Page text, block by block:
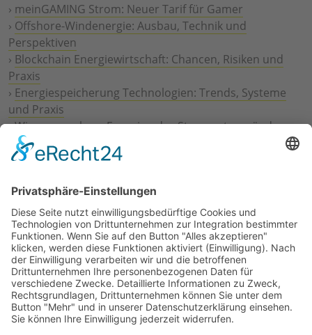
› meinGAMING Strom: Neuer Tarif für Gamer
› Offshore-Windenergie: Ausbau, Technik und
Perspektiven
› Blockchain Energiewirtschaft: Chancen, Risiken und
Praxis
› Energiespeicherung Technologien: Trends, Systeme
und Praxis
›Wie erneuerbare Energien das Stromnetz verändern
Digitalisierung Energiewirtschaft: Effizienz, Netze und
Prozesse
Geschäftsmodelle
›Vorstandswechsel Westenergie: Böddeling übernimmt
befristet
›Wasserstoff-Hochlauf: Dialog, Infrastruktur und
konkrete Schritte
›Solaranlage Regenbogenfarben: FC St. Pauli und
LichtBlick installieren erste weltweite Anlage
Jetzt an der STUDIE360 teilnehmen